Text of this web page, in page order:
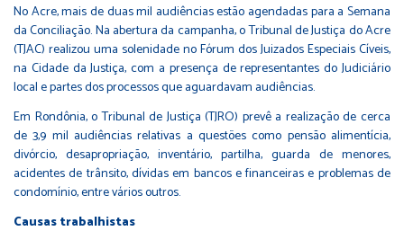
No Acre, mais de duas mil audiências estão agendadas para a Semana
da Conciliação. Na abertura da campanha, o Tribunal de Justiça do Acre
(TJAC) realizou uma solenidade no Fórum dos Juizados Especiais Cíveis,
na Cidade da Justiça, com a presença de representantes do Judiciário
local e partes dos processos que aguardavam audiências.
Em Rondônia, o Tribunal de Justiça (TJRO) prevê a realização de cerca
de 3,9 mil audiências relativas a questões como pensão alimentícia,
divórcio, desapropriação, inventário, partilha, guarda de menores,
acidentes de trânsito, dívidas em bancos e financeiras e problemas de
condomínio, entre vários outros.
Causas trabalhistas